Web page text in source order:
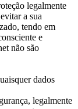
legalmente
a sua
tendo em
e
não são
dados
legalmente